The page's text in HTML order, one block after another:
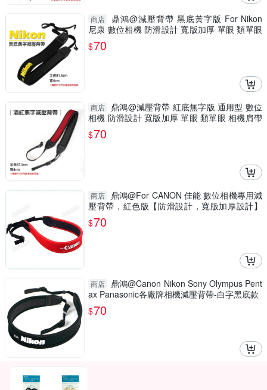
商店
鼎鴻@減壓背帶 黑底黃字版 For Nikon
尼康 數位相機 防滑設計 寬版加厚 單眼 類單眼
相機肩帶
$70
商店
鼎鴻@減壓背帶 紅底無字版 通用型 數位
相機 防滑設計 寬版加厚 單眼 類單眼 相機肩帶
減震抗壓
$70
商店
鼎鴻@For CANON 佳能 數位相機專用減
壓背帶，紅色版【防滑設計，寬版加厚設計】
單眼相機肩帶
$70
商店
鼎鴻@Canon Nikon Sony Olympus Pent
ax Panasonic各廠牌相機減壓背帶-白字黑底款
$70